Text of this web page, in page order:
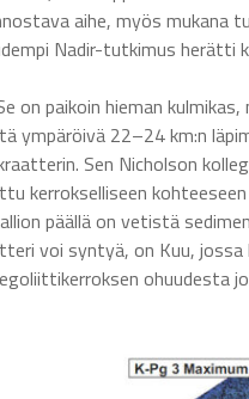
aihe, myös mukana
Nadir-tutkimus herätti
on paikoin hieman
ympäröivä 22–24 km:n
Sen Nicholson
kerrokselliseen
päällä on vetistä
voi syntyä, on Kuu,
ohuudesta